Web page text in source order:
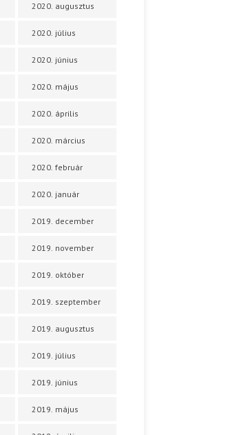
2020. augusztus
2020. július
2020. június
2020. május
2020. április
2020. március
2020. február
2020. január
2019. december
2019. november
2019. október
2019. szeptember
2019. augusztus
2019. július
2019. június
2019. május